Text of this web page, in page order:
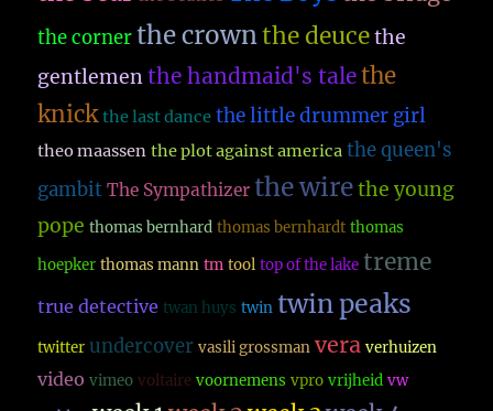
the corner the crownthe deuce the
gentlemen the handmaid's talethe
knick the last dance the little drummer girl
theo maassen the plot against america the queen's
gambit The Sympathizer the wire the young
pope thomas bernhard thomas bernhardt thomas
hoepker thomas mann tm tool top of the lake treme
true detective twan huys twin twin peaks
twitter undercover vasili grossman vera verhuizen
video vimeo voltaire voornemens vpro vrijheid vw